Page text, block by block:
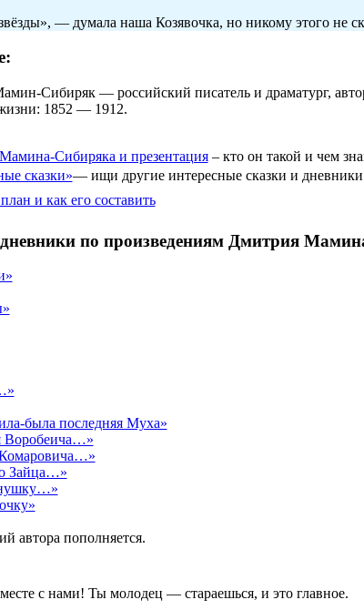
— думала наша Козявочка, но никому этого не
Сибиряк — российский писатель и драматург,
1852 — 1912.
Сибиряка и презентация– кто он такой и чем
сказки»— ищи другие интересные сказки и
и как его составить
по произведениям Дмитрия
была последняя Муха»
Воробеича…»
Зайца…»
автора пополняется.
с нами! Ты молодец — стараешься, и это главное.